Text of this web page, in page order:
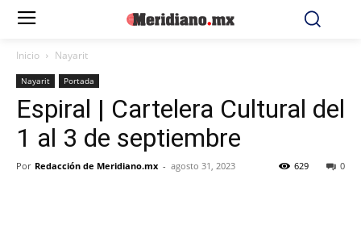
Inicio Nayarit
Nayarit Portada
Espiral | Cartelera Cultural del
1 al 3 de septiembre
Por Redacción de Meridiano.mx - agosto 31, 2023 0
629